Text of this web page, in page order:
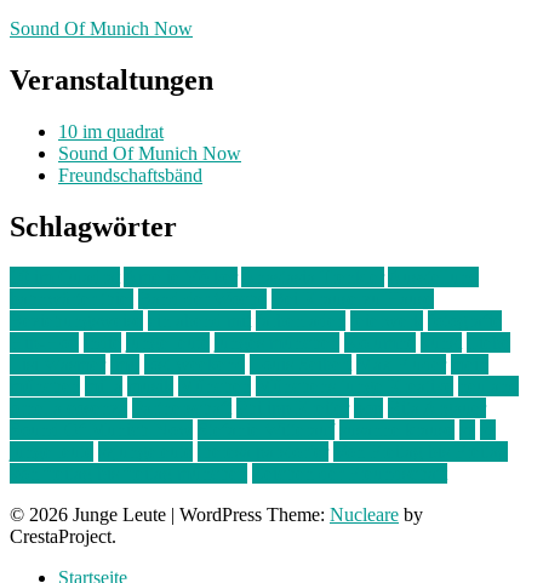
Sound Of Munich Now
Veranstaltungen
10 im quadrat
Sound Of Munich Now
Freundschaftsbänd
Schlagwörter
© 2026 Junge Leute
WordPress Theme: Nucleare by
CrestaProject.
Startseite